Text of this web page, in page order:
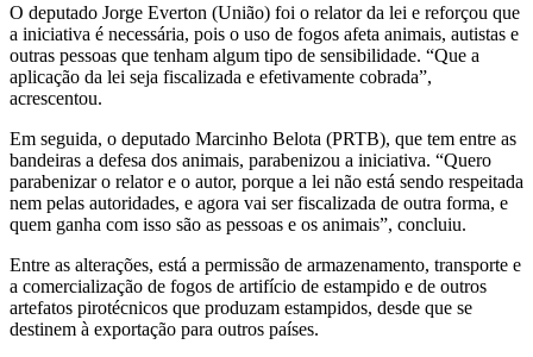
outras pessoas que tenham algum tipo de sensibilidade. “Que a
aplicação da lei seja fiscalizada e efetivamente cobrada”,
acrescentou.
Em seguida, o deputado Marcinho Belota (PRTB), que tem entre as
parabenizar o relator e o autor, porque a lei não está sendo respeitada
nem pelas autoridades, e agora vai ser fiscalizada de outra forma, e
quem ganha com isso são as pessoas e os animais”, concluiu.
Entre as alterações, está a permissão de armazenamento, transporte e
artefatos pirotécnicos que produzam estampidos, desde que se
destinem à exportação para outros países.
A venda segue proibida no Estado, bem como o manuseio,